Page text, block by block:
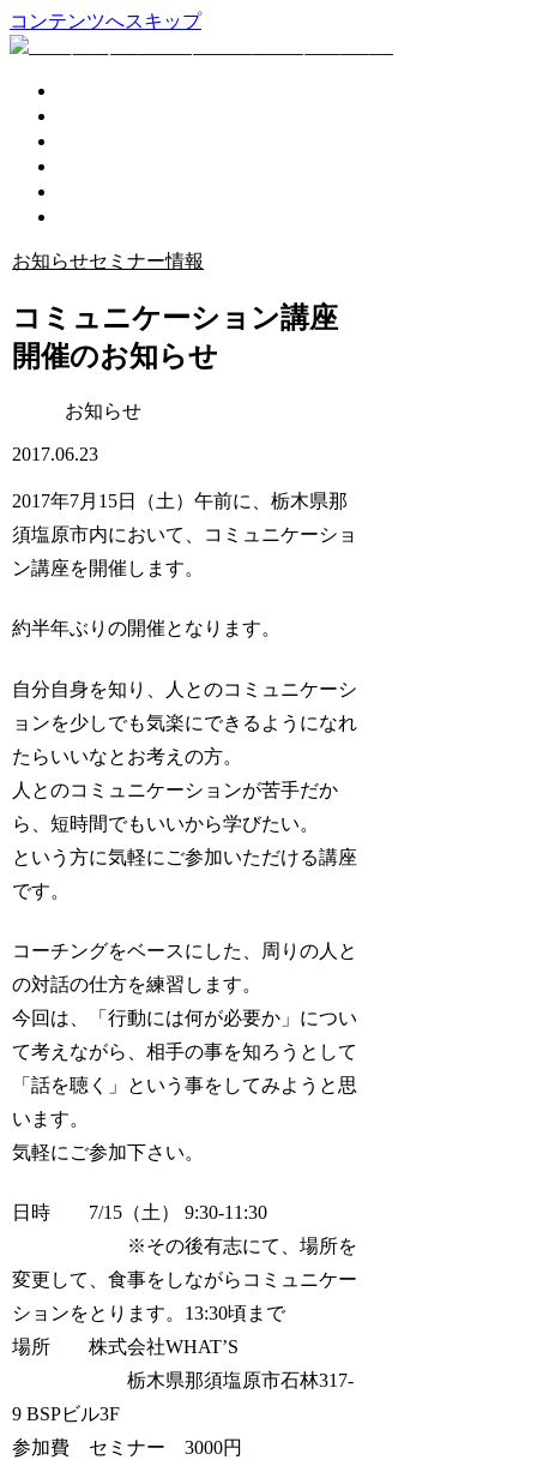
コンテンツへスキップ
お知らせセミナー情報
コミュニケーション講座
開催のお知らせ
お知らせ
2017.06.23
2017年7月15日（土）午前に、栃木県那
須塩原市内において、コミュニケーショ
ン講座を開催します。
約半年ぶりの開催となります。
自分自身を知り、人とのコミュニケーシ
ョンを少しでも気楽にできるようになれ
たらいいなとお考えの方。
人とのコミュニケーションが苦手だか
ら、短時間でもいいから学びたい。
という方に気軽にご参加いただける講座
です。
コーチングをベースにした、周りの人と
の対話の仕方を練習します。
今回は、「行動には何が必要か」につい
て考えながら、相手の事を知ろうとして
「話を聴く」という事をしてみようと思
います。
気軽にご参加下さい。
日時 7/15（土） 9:30-11:30
※その後有志にて、場所を
変更して、食事をしながらコミュニケー
ションをとります。13:30頃まで
場所 株式会社WHAT’S
栃木県那須塩原市石林317-
9 BSPビル3F
参加費 セミナー 3000円